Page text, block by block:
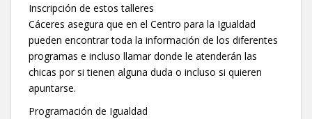
Inscripción de estos talleres
Cáceres asegura que en el Centro para la Igualdad
pueden encontrar toda la información de los diferentes
programas e incluso llamar donde le atenderán las
chicas por si tienen alguna duda o incluso si quieren
apuntarse.
Programación de Igualdad